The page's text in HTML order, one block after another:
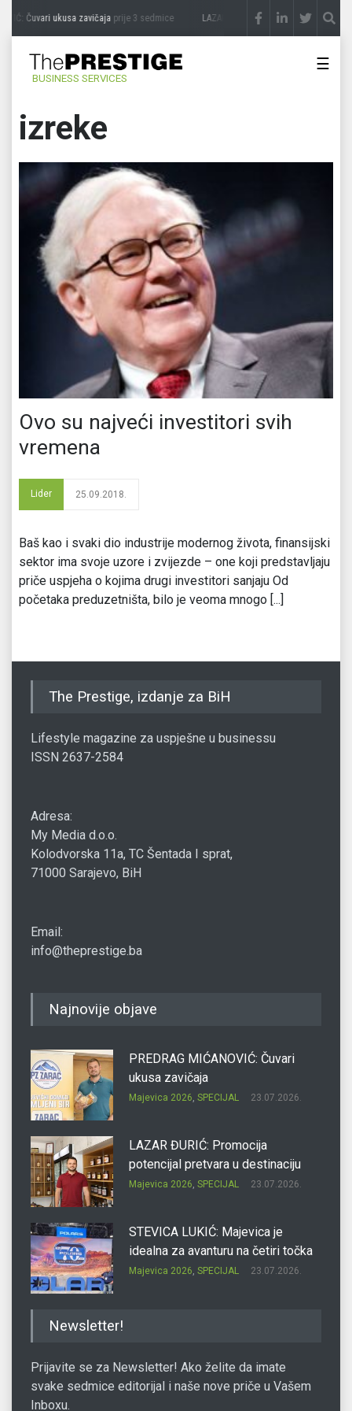
Čuvari ukusa zavičajaprije 3 sedmice LAZAR ĐURIĆ: Promocija potencijal
BUSINESS SERVICES
☰
izreke
Ovo su najveći investitori svih
vremena
Lider 25.09.2018.
Baš kao i svaki dio industrije modernog života, finansijski
sektor ima svoje uzore i zvijezde – one koji predstavljaju
priče uspjeha o kojima drugi investitori sanjaju Od
početaka preduzetništa, bilo je veoma mnogo [...]
The Prestige, izdanje za BiH
Lifestyle magazine za uspješne u businessu
ISSN 2637-2584
Adresa:
My Media d.o.o.
Kolodvorska 11a, TC Šentada I sprat,
71000 Sarajevo, BiH
Email:
info@theprestige.ba
Najnovije objave
PREDRAG MIĆANOVIĆ: Čuvari
ukusa zavičaja
Majevica 2026, SPECIJAL 23.07.2026.
LAZAR ĐURIĆ: Promocija
potencijal pretvara u destinaciju
Majevica 2026, SPECIJAL 23.07.2026.
STEVICA LUKIĆ: Majevica je
idealna za avanturu na četiri točka
Majevica 2026, SPECIJAL 23.07.2026.
Newsletter!
Prijavite se za Newsletter! Ako želite da imate
svake sedmice editorijal i naše nove priče u Vašem
Inboxu.